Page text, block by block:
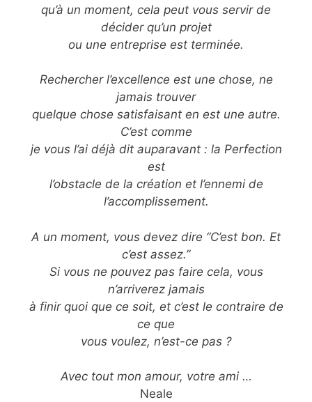
qu’à un moment, cela peut vous servir de
décider qu’un projet
ou une entreprise est terminée.
Rechercher l’excellence est une chose, ne
jamais trouver
quelque chose satisfaisant en est une autre.
C’est comme
je vous l’ai déjà dit auparavant : la Perfection
est
l’obstacle de la création et l’ennemi de
l’accomplissement.
A un moment, vous devez dire “C’est bon. Et
c’est assez.”
Si vous ne pouvez pas faire cela, vous
n’arriverez jamais
à finir quoi que ce soit, et c’est le contraire de
ce que
vous voulez, n’est-ce pas ?
Avec tout mon amour, votre ami …
Neale